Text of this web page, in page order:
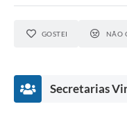
GOSTEI NÃO
Secretarias